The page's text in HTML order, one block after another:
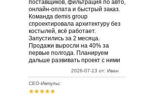
поставщиков, фильтрация по авто,
онлайн-оплата и быстрый заказ.
Команда demis group
спроектировала архитектуру без
костылей, всё работает.
Запустились за 2 месяца.
Продажи выросли на 40% за
первые полгода. Планируем
дальше развивать проект с ними
2026-07-13 от: Иван
СЕО-Импульс